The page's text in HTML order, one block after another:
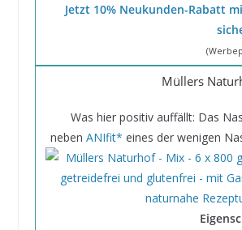
Jetzt 10% Neukunden-Rabatt
Müllers
Was hier positiv auffällt: Das
nebenANIfit* eines der wenigen